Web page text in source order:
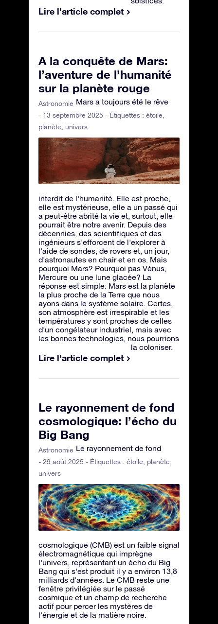
Lire l'article complet
A la conquête de Mars:
l’aventure de l’humanité
sur la planète rouge
Astronomie
- 13 septembre 2025 - Étiquettes : étoile,
planète, univers
Mars a toujours été le rêve
interdit de l'humanité. Elle est proche,
elle est mystérieuse, elle a un passé qui
a peut-être abrité la vie et, surtout, elle
pourrait être notre avenir. Depuis des
décennies, des scientifiques et des
ingénieurs s'efforcent de l'explorer à
l'aide de sondes, de rovers et, un jour,
d'astronautes en chair et en os. Mais
pourquoi Mars? Pourquoi pas Vénus,
Mercure ou une lune glacée? La
réponse est simple: Mars est la planète
la plus proche de la Terre que nous
ayons dans le système solaire. Certes,
son atmosphère est irrespirable et les
températures y sont proches de celles
d'un congélateur industriel, mais avec
les bonnes technologies, nous pourrions
la coloniser.
Lire l'article complet
Le rayonnement de fond
cosmologique: l’écho du
Big Bang
Astronomie
- 29 août 2025 - Étiquettes : étoile planète
univers
Le rayonnement de fond
cosmologique (CMB) est un faible signal
électromagnétique qui imprègne
l'univers, représentant un écho du Big
Bang qui s'est produit il y a environ 13,8
milliards d'années. Le CMB reste une
fenêtre privilégiée sur le passé
cosmique et un champ de recherche
actif pour percer les mystères de
l'énergie et de la matière noire.